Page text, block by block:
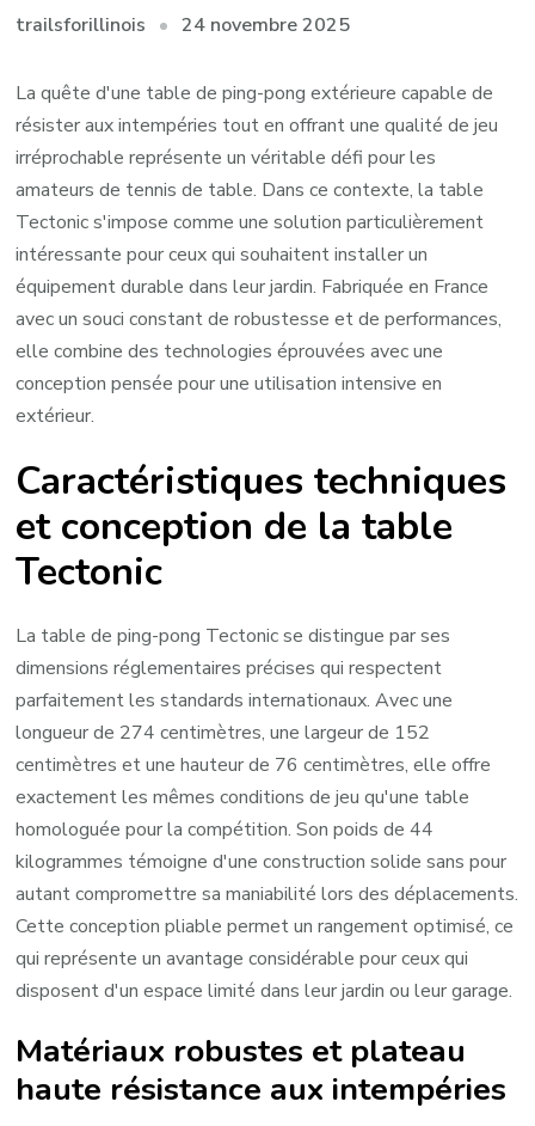
trailsforillinois 24 novembre 2025
La quête d'une table de ping-pong extérieure capable de
résister aux intempéries tout en offrant une qualité de jeu
irréprochable représente un véritable défi pour les
amateurs de tennis de table. Dans ce contexte, la table
Tectonic s'impose comme une solution particulièrement
intéressante pour ceux qui souhaitent installer un
équipement durable dans leur jardin. Fabriquée en France
avec un souci constant de robustesse et de performances,
elle combine des technologies éprouvées avec une
conception pensée pour une utilisation intensive en
extérieur.
Caractéristiques techniques
et conception de la table
Tectonic
La table de ping-pong Tectonic se distingue par ses
dimensions réglementaires précises qui respectent
parfaitement les standards internationaux. Avec une
longueur de 274 centimètres, une largeur de 152
centimètres et une hauteur de 76 centimètres, elle offre
exactement les mêmes conditions de jeu qu'une table
homologuée pour la compétition. Son poids de 44
kilogrammes témoigne d'une construction solide sans pour
autant compromettre sa maniabilité lors des déplacements.
Cette conception pliable permet un rangement optimisé, ce
qui représente un avantage considérable pour ceux qui
disposent d'un espace limité dans leur jardin ou leur garage.
Matériaux robustes et plateau
haute résistance aux intempéries